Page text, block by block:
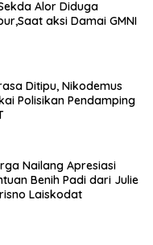
Alor Diduga
aksi Damai GMNI
Ditipu, Nikodemus
Polisikan Pendamping
Nailang Apresiasi
Benih Padi dari Julie
Laiskodat